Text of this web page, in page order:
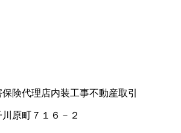
保険代理店内装工事不動産取引
原町７１６－２